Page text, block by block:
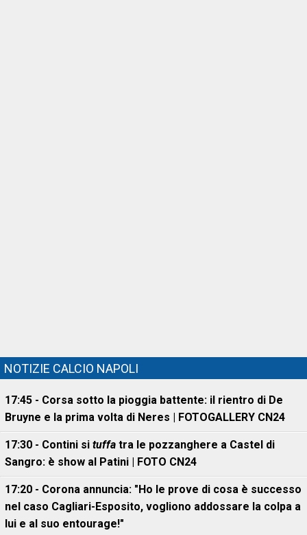
NOTIZIE CALCIO NAPOLI
17:45 - Corsa sotto la pioggia battente: il rientro di De
Bruyne e la prima volta di Neres | FOTOGALLERY CN24
17:30 - Contini si tuffa tra le pozzanghere a Castel di
Sangro: è show al Patini | FOTO CN24
17:20 - Corona annuncia: "Ho le prove di cosa è successo
nel caso Cagliari-Esposito, vogliono addossare la colpa a
lui e al suo entourage!"